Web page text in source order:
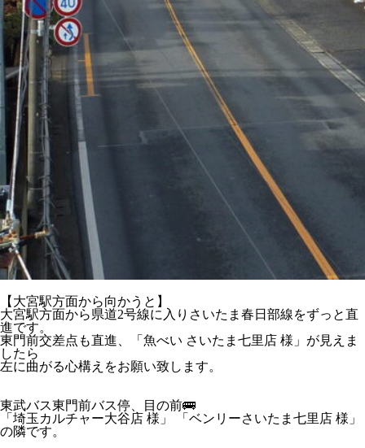
【大宮駅方面から向かうと】
大宮駅方面から県道2号線に入りさいたま春日部線をずっと直
進です。
東門前交差点も直進、「魚べい さいたま七里店 様」が見えま
したら
左に曲がる心構えをお願い致します。
東武バス東門前バス停、目の前🚌
「埼玉カルチャー大谷店 様」 「ベンリーさいたま七里店 様」
の隣です。